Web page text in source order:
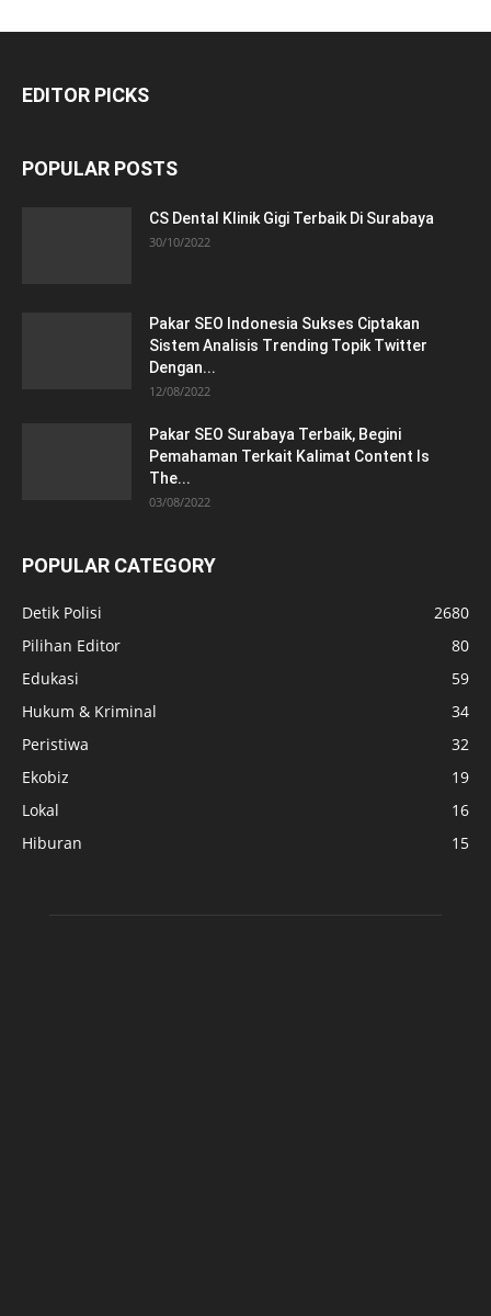
EDITOR PICKS
POPULAR POSTS
CS Dental Klinik Gigi Terbaik Di Surabaya
30/10/2022
Pakar SEO Indonesia Sukses Ciptakan
Sistem Analisis Trending Topik Twitter
Dengan...
12/08/2022
Pakar SEO Surabaya Terbaik, Begini
Pemahaman Terkait Kalimat Content Is
The...
03/08/2022
POPULAR CATEGORY
Detik Polisi
2680
Pilihan Editor
80
Edukasi
59
Hukum & Kriminal
34
Peristiwa
32
Ekobiz
19
Lokal
16
Hiburan
15